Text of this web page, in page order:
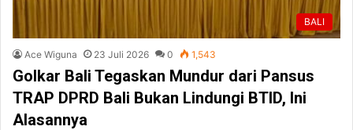
BALI
Ace Wiguna 23 Juli 2026 0 1,543
Golkar Bali Tegaskan Mundur dari Pansus
TRAP DPRD Bali Bukan Lindungi BTID, Ini
Alasannya